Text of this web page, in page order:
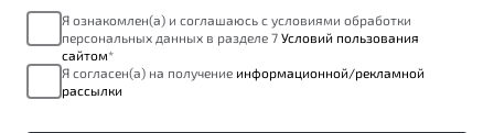
Универсальный кроссовер
Запись на сервис
Калькулятор ТО
Клиентская поддержка
Я ознакомлен(а) и соглашаюсь с условиями обработки
персональных данных в разделе 7 Условий пользования
сайтом*
Я согласен(а) на получение информационной/рекламной
рассылки